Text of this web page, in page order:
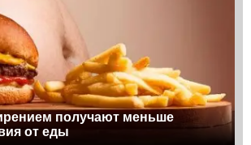
получают меньше
от еды